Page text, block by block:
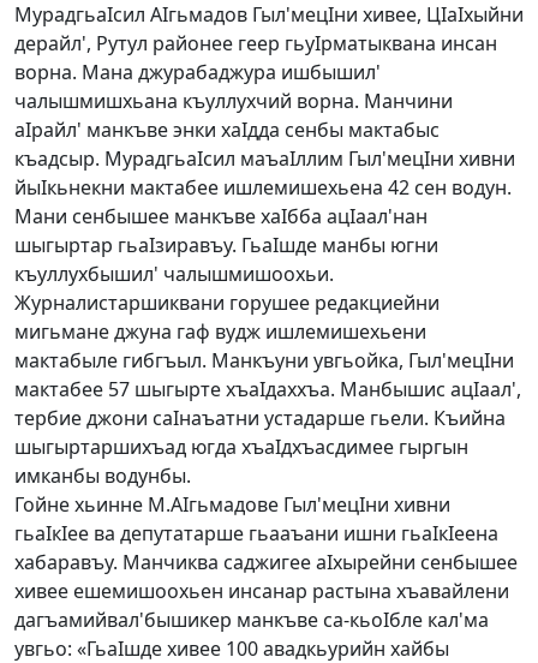
МурадгьаIсил АIгьмадов Гыл'мецIни хивее, ЦIаIхыйни
дерайл', Рутул районее геер гьуIрматыквана инсан
ворна. Мана джурабаджура ишбышил'
чалышмишхьана къуллухчий ворна. Манчини
аIрайл' манкъве энки хаIдда сенбы мактабыс
къадсыр. МурадгьаIсил маъаIллим Гыл'мецIни хивни
йыIкьнекни мактабее ишлемишехьена 42 сен водун.
Мани сенбышее манкъве хаIбба ацIаал'нан
шыгыртар гьаIзиравъу. ГьаIшде манбы югни
къуллухбышил' чалышмишоохьи.
Журналистаршиквани горушее редакциейни
мигьмане джуна гаф вудж ишлемишехьени
мактабыле гибгъыл. Манкъуни увгьойка, Гыл'мецIни
мактабее 57 шыгырте хъаIдаххъа. Манбышис ацIаал',
тербие джони саIнаъатни устадарше гьели. Къийна
шыгыртаршихъад югда хъаIдхъасдимее гыргын
имканбы водунбы.
Гойне хьинне М.АIгьмадове Гыл'мецIни хивни
гьаIкIее ва депутатарше гьааъани ишни гьаIкIеена
хабаравъу. Манчиква саджигее аIхырейни сенбышее
хивее ешемишоохьен инсанар растына хъавайлени
дагъамийвал'бышикер манкъве са-кьоIбле кал'ма
увгьо: «ГьаIшде хивее 100 авадкьурийн хайбы